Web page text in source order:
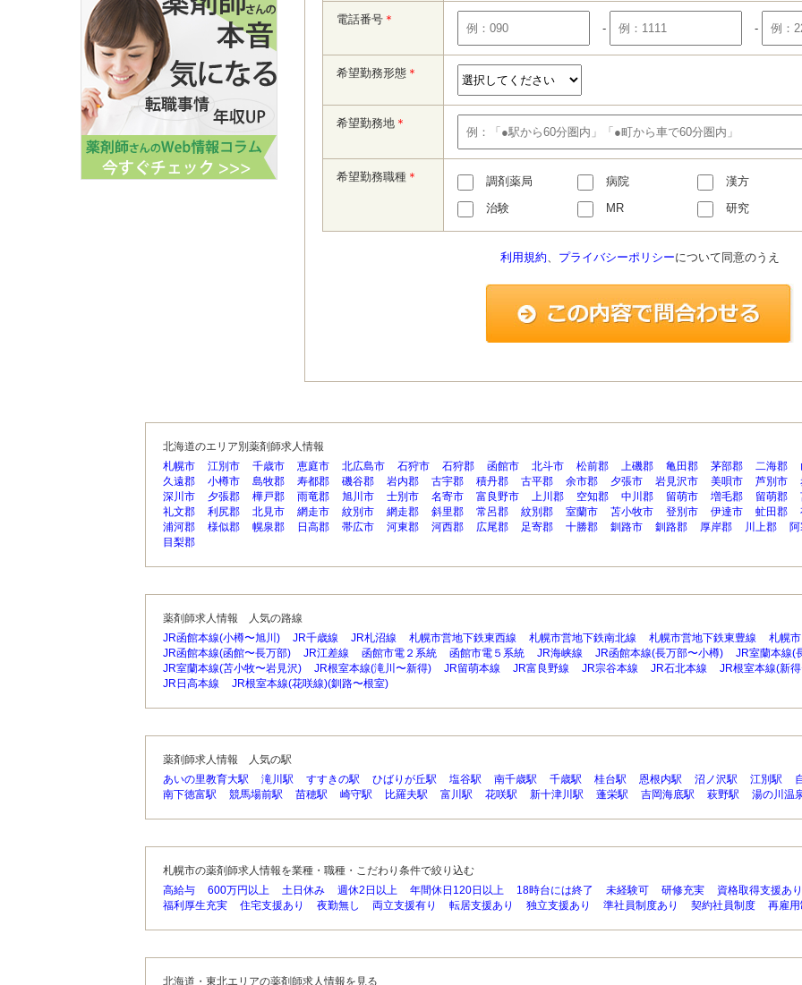
電話番号＊
- -
希望勤務形態＊
希望勤務地＊
希望勤務職種＊ 調剤薬局 病院 漢方
治験
MR 研究
利用規約、 プライバシーポリシーについて同意のうえ
北海道のエリア別薬剤師求人情報
札幌市
江別市 千歳市 恵庭市 北広島市 石狩市 石狩郡 函館市 北斗市 松前郡 上磯郡 亀田郡 茅部郡 二海郡
久遠郡
小樽市 島牧郡 寿都郡 磯谷郡 岩内郡 古宇郡 積丹郡 古平郡 余市郡 夕張市 岩見沢市 美唄市 芦別市
深川市
夕張郡 樺戸郡 雨竜郡 旭川市 士別市 名寄市 富良野市 上川郡 空知郡 中川郡 留萌市 増毛郡 留萌郡
礼文郡
利尻郡 北見市 網走市 紋別市 網走郡 斜里郡 常呂郡 紋別郡 室蘭市 苫小牧市 登別市 伊達市 虻田郡
浦河郡
様似郡 幌泉郡 日高郡 帯広市 河東郡 河西郡 広尾郡 足寄郡 十勝郡 釧路市 釧路郡 厚岸郡 川上郡
目梨郡
薬剤師求人情報 人気の路線
JR函館本線(小樽〜旭川)
JR千歳線 JR札沼線 札幌市営地下鉄東西線 札幌市営地下鉄南北線 札幌市営地下鉄東豊線 札幌
JR函館本線(函館〜長万部)
JR江差線 函館市電２系統 函館市電５系統 JR海峡線 JR函館本線(長万部〜小樽)
JR室蘭本線(
JR室蘭本線(苫小牧〜岩見沢)
JR根室本線(滝川〜新得) JR留萌本線 JR富良野線 JR宗谷本線 JR石北本線 JR根室本線(新
JR日高本線
JR根室本線(花咲線)(釧路〜根室)
薬剤師求人情報 人気の駅
あいの里教育大駅
滝川駅 すすきの駅 ひばりが丘駅 塩谷駅 南千歳駅 千歳駅 桂台駅 恩根内駅 沼ノ沢駅 江別駅
南下徳富駅
競馬場前駅 苗穂駅 崎守駅 比羅夫駅 富川駅 花咲駅 新十津川駅 蓬栄駅 吉岡海底駅 萩野駅 湯の川温
札幌市の薬剤師求人情報を業種・職種・こだわり条件で絞り込む
高給与
600万円以上 土日休み 週休2日以上 年間休日120日以上 18時台には終了 未経験可 研修充実 資格取得支援あり
福利厚生充実
住宅支援あり 夜勤無し 両立支援有り 転居支援あり 独立支援あり 準社員制度あり 契約社員制度 再雇用
北海道・東北エリアの薬剤師求人情報を見る